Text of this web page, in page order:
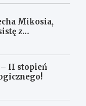
Mikosia,
z
– II stopień